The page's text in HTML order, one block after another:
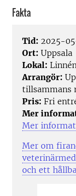
Fakta
Tid: 2025-
Ort: Uppsala
Lokal:
Arrangör:
tillsammans
Pris: Fri
Mer
Mer
Mer om
och ett